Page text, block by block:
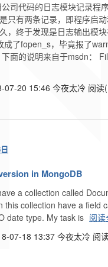
司代码的日志模块记录程
只有两条记录，即程序启
，终于发现是日志输出模
成了fopen_s，毕竟报了
面的说明来自于msdn：
07-20 15:46 今夜太冷 阅读
in MongoDB
a collection called
this collection have a field
date type. My task is 阅
07-18 13:37 今夜太冷 阅